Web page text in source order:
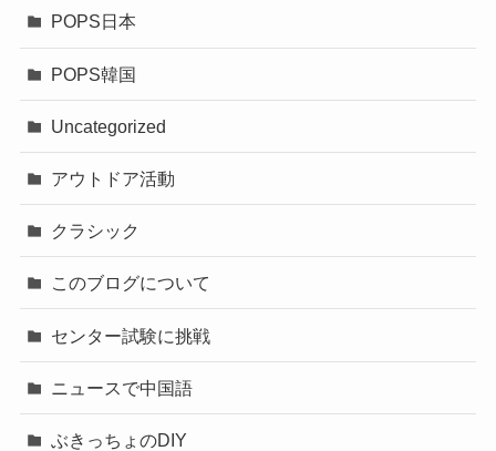
POPS日本
POPS韓国
Uncategorized
アウトドア活動
クラシック
このブログについて
センター試験に挑戦
ニュースで中国語
ぶきっちょのDIY